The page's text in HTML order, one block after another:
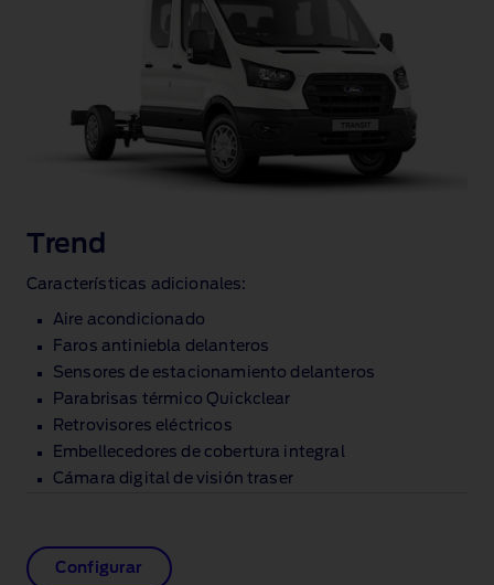
Trend
Características adicionales:
Aire acondicionado
Faros antiniebla delanteros
Sensores de estacionamiento delanteros
Parabrisas térmico Quickclear
Retrovisores eléctricos
Embellecedores de cobertura integral
Cámara digital de visión traser
Configurar